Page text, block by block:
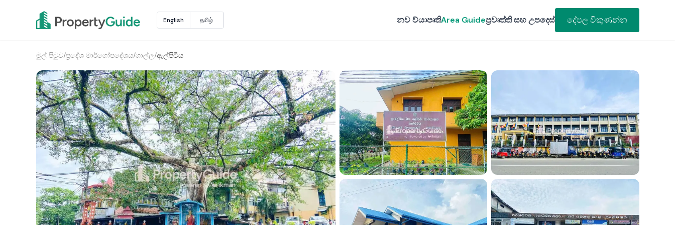
English தமிழ் නව ව්යාපෘතිArea Guideප්‍රවෘත්ති සහ උපදෙස් දේපල විකුණන්න
මුල් පිටුව/ප්‍රදේශ මාර්ගෝපදේශය/ගාල්ල/ඇල්පිටිය